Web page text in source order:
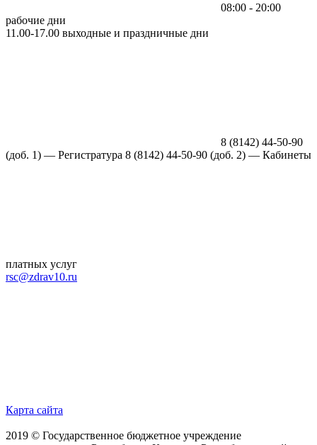
08:00 - 20:00
рабочие дни
11.00-17.00 выходные и праздничные дни
8 (8142) 44-50-90
(доб. 1) — Регистратура 8 (8142) 44-50-90 (доб. 2) — Кабинеты
платных услуг
rsc@zdrav10.ru
Карта сайта
2019 © Государственное бюджетное учреждение